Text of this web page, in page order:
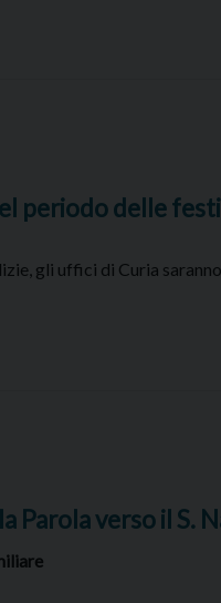
periodo delle
gli uffici di Curia
Parola verso il S.